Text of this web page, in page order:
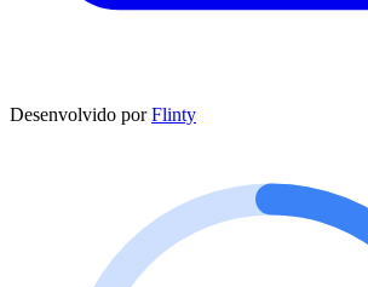
Desenvolvido porFlinty